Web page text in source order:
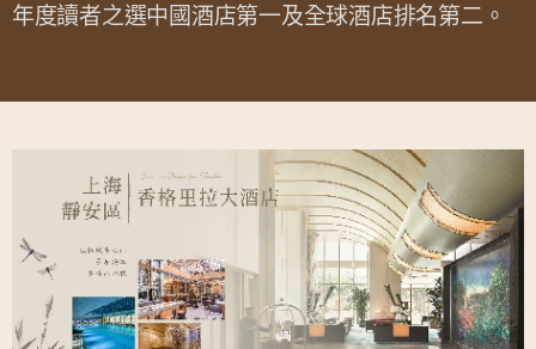
年度讀者之選中國酒店第一及全球酒店排名第二。